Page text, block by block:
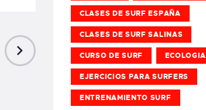
CLASES DE SURF ESPAÑA
CLASES DE SURF SALINAS
CURSO DE SURF ECOLOGIA
EJERCICIOS PARA SURFERS
ENTRENAMIENTO SURF